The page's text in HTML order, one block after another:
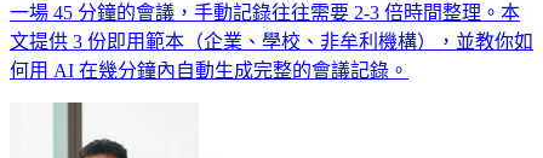
一場 45 分鐘的會議，手動記錄往往需要 2-3 倍時間整理。本
文提供 3 份即用範本（企業、學校、非牟利機構），並教你如
何用 AI 在幾分鐘內自動生成完整的會議記錄。